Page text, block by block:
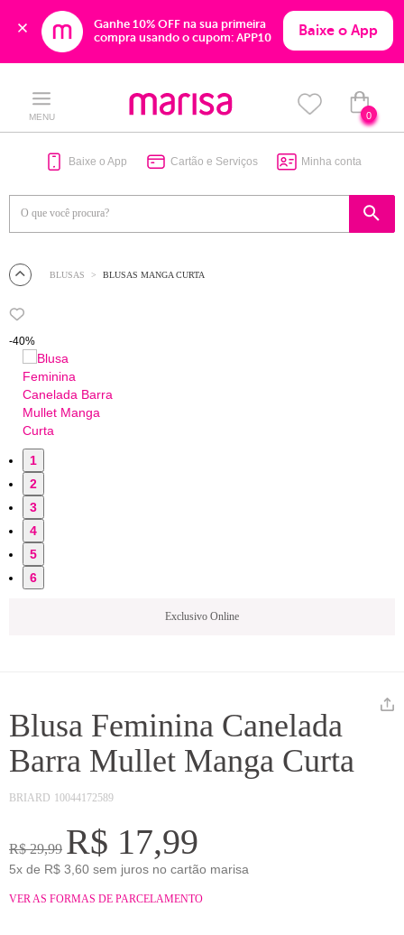
Ganhe 10% OFF na sua primeira
compra usando o cupom: APP10
Baixe o App
content
navigation
MENU 0
Baixe o App Cartão e Serviços Minha conta
BLUSAS BLUSAS MANGA CURTA
-40%
1
2
3
4
5
6
Exclusivo Online
Blusa Feminina Canelada
Barra Mullet Manga Curta
BRIARD 10044172589
R$ 29,99 R$ 17,99
5x de R$ 3,60 sem juros no cartão marisa
VER AS FORMAS DE PARCELAMENTO